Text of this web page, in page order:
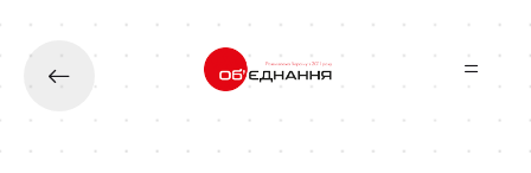
Перейти до основного вмісту